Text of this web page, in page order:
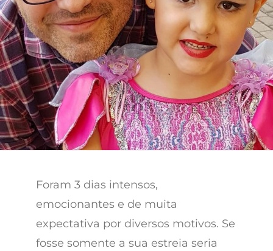
Foram 3 dias intensos,
emocionantes e de muita
expectativa por diversos motivos. Se
fosse somente a sua estreia seria